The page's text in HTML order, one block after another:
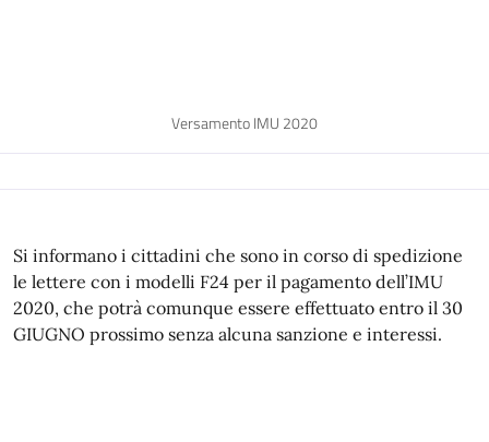
Versamento IMU 2020
Si informano i cittadini che sono in corso di spedizione
le lettere con i modelli F24 per il pagamento dell’IMU
2020, che potrà comunque essere effettuato entro il 30
GIUGNO prossimo senza alcuna sanzione e interessi.